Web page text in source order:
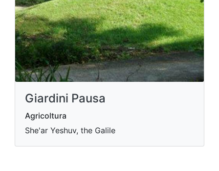
Giardini Pausa
Agricoltura
She'ar Yeshuv, the Galile